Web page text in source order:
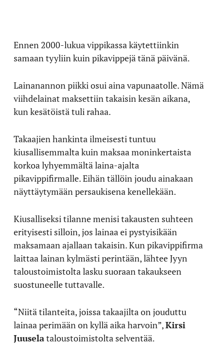
Ennen 2000-lukua vippikassa käytettiinkin
samaan tyyliin kuin pikavippejä tänä päivänä.
Lainanannon piikki osui aina vapunaatolle. Nämä
viihdelainat maksettiin takaisin kesän aikana,
kun kesätöistä tuli rahaa.
Takaajien hankinta ilmeisesti tuntuu
kiusallisemmalta kuin maksaa moninkertaista
korkoa lyhyemmältä laina-ajalta
pikavippifirmalle. Eihän tällöin joudu ainakaan
näyttäytymään persaukisena kenellekään.
Kiusalliseksi tilanne menisi takausten suhteen
erityisesti silloin, jos lainaa ei pystyisikään
maksamaan ajallaan takaisin. Kun pikavippifirma
laittaa lainan kylmästi perintään, lähtee Jyyn
taloustoimistolta lasku suoraan takaukseen
suostuneelle tuttavalle.
“Niitä tilanteita, joissa takaajilta on jouduttu
lainaa perimään on kyllä aika harvoin”,Kirsi
Juuselataloustoimistolta selventää.